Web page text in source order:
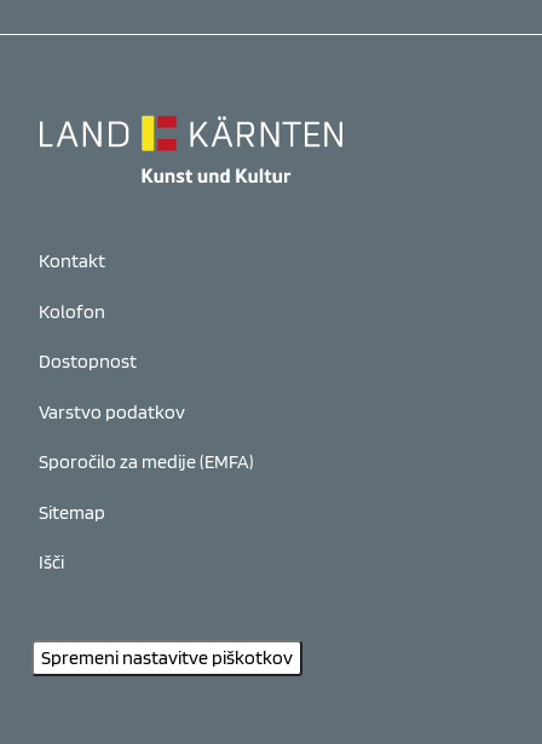
Kontakt
Kolofon
Dostopnost
Varstvo podatkov
Sporočilo za medije (EMFA)
Sitemap
Išči
Spremeni nastavitve piškotkov